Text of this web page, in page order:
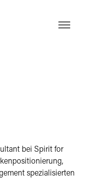
EN
bei Spirit for
spezialisierten